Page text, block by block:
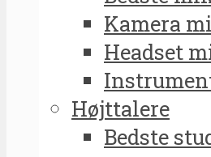
Kamera
Headset
Højttalere
Bedste